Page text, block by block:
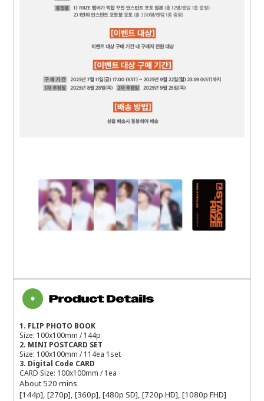
1. FLIP PHOTO BOOK
Size: 100x100mm / 144p
2. MINI POSTCARD SET
Size: 100x100mm / 114ea 1set
3. Digital Code CARD
CARD Size: 100x100mm / 1ea
About 520 mins
[144p], [270p], [360p], [480p SD], [720p HD], [1080p FHD]